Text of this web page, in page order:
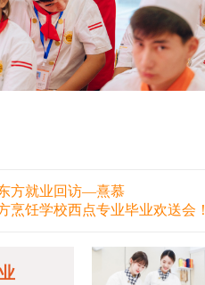
方就业回访—熹慕
烹饪学校西点专业毕业欢送会！